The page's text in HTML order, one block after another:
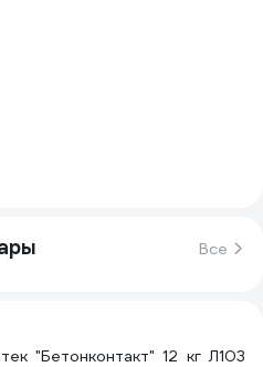
Все
"Бетонконтакт" 12 кг Л103